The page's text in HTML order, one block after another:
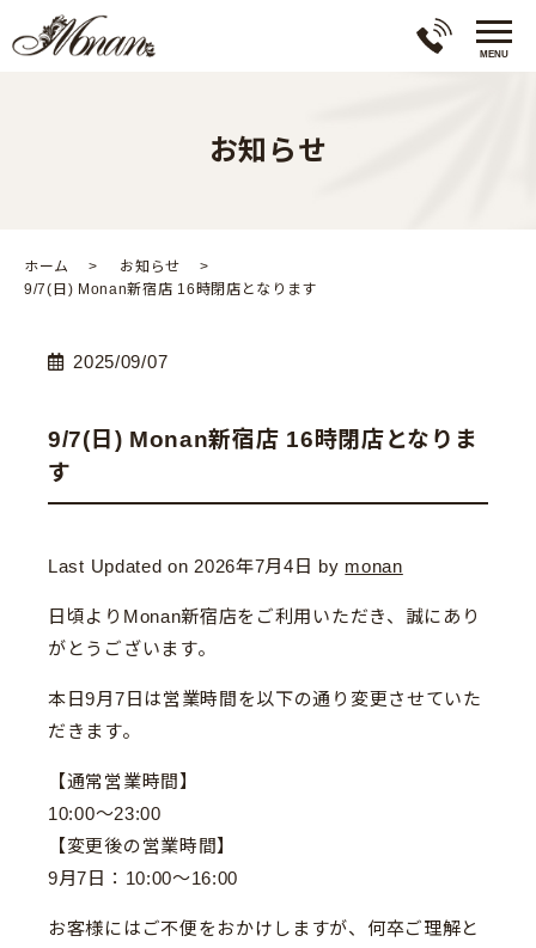
お知らせ
ホーム
お知らせ
9/7(日) Monan新宿店 16時閉店となります
2025/09/07
9/7(日) Monan新宿店 16時閉店となりま
す
Last Updated on 2026年7月4日 by monan
日頃よりMonan新宿店をご利用いただき、誠にあり
がとうございます。
本日9月7日は営業時間を以下の通り変更させていた
だきます。
【通常営業時間】
10:00～23:00
【変更後の営業時間】
9月7日：10:00～16:00
お客様にはご不便をおかけしますが、何卒ご理解と